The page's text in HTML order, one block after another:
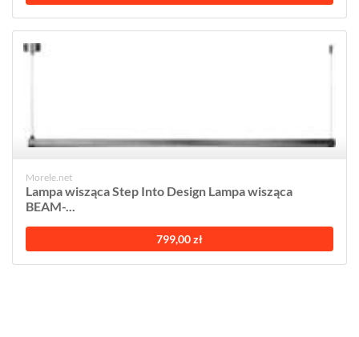
Morele.net
Lampa wisząca Step Into Design Lampa wisząca
BEAM-...
799,00 zł